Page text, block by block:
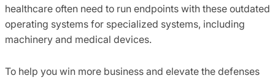
healthcare often need to run endpoints with these outdated
operating systems for specialized systems, including
machinery and medical devices.
To help you win more business and elevate the defenses